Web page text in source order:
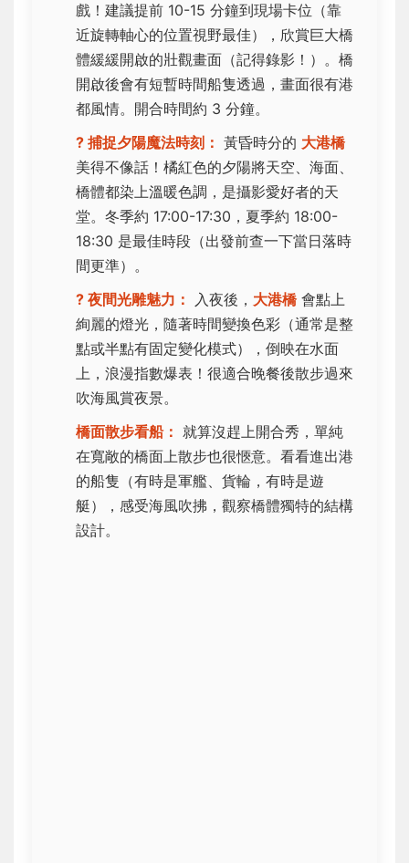
戲！建議提前 10-15 分鐘到現場卡位（靠
近旋轉軸心的位置視野最佳），欣賞巨大橋
體緩緩開啟的壯觀畫面（記得錄影！）。橋
開啟後會有短暫時間船隻透過，畫面很有港
都風情。開合時間約 3 分鐘。
? 捕捉夕陽魔法時刻： 黃昏時分的 大港橋
美得不像話！橘紅色的夕陽將天空、海面、
橋體都染上溫暖色調，是攝影愛好者的天
堂。冬季約 17:00-17:30，夏季約 18:00-
18:30 是最佳時段（出發前查一下當日落時
間更準）。
? 夜間光雕魅力：
入夜後， 大港橋會點上
絢麗的燈光，隨著時間變換色彩（通常是整
點或半點有固定變化模式），倒映在水面
上，浪漫指數爆表！很適合晚餐後散步過來
吹海風賞夜景。
橋面散步看船： 就算沒趕上開合秀，單純
在寬敞的橋面上散步也很愜意。看看進出港
的船隻（有時是軍艦、貨輪，有時是遊
艇），感受海風吹拂，觀察橋體獨特的結構
設計。